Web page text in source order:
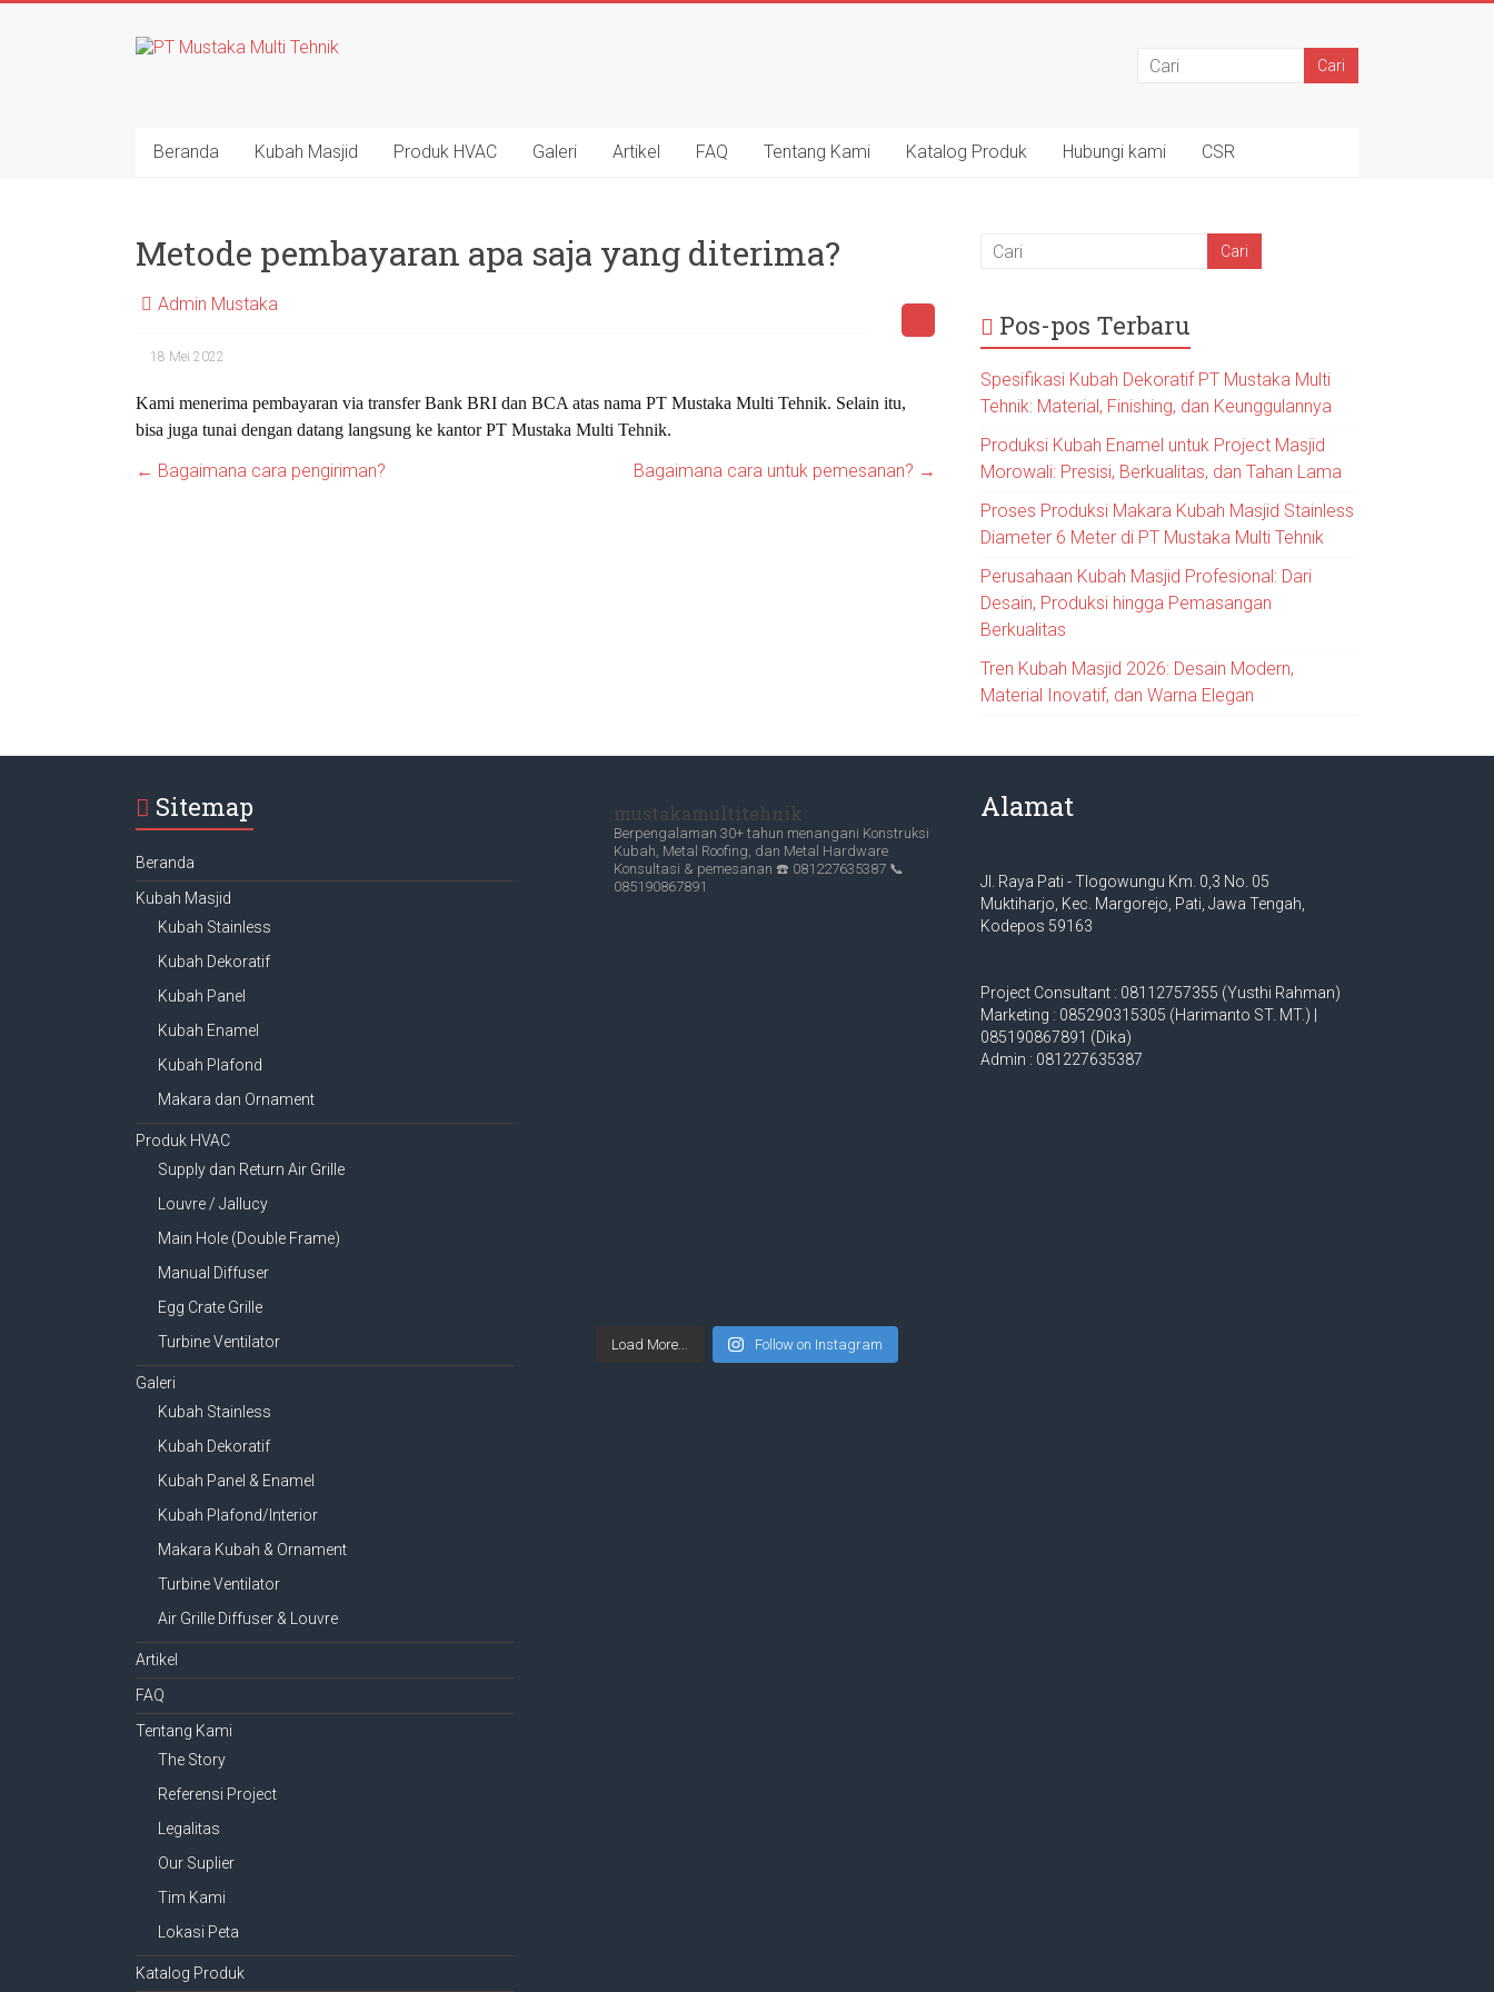
Beranda Kubah Masjid Produk HVAC Galeri Artikel FAQ Tentang Kami Katalog Produk Hubungi kami CSR
Metode pembayaran apa saja yang diterima?
Admin Mustaka
18 Mei 2022
Kami menerima pembayaran via transfer Bank BRI dan BCA atas nama PT Mustaka Multi Tehnik. Selain itu,
bisa juga tunai dengan datang langsung ke kantor PT Mustaka Multi Tehnik.
← Bagaimana cara pengiriman? Bagaimana cara untuk pemesanan? →
Pos-pos Terbaru
Spesifikasi Kubah Dekoratif PT Mustaka Multi
Tehnik: Material, Finishing, dan Keunggulannya
Produksi Kubah Enamel untuk Project Masjid
Morowali: Presisi, Berkualitas, dan Tahan Lama
Proses Produksi Makara Kubah Masjid Stainless
Diameter 6 Meter di PT Mustaka Multi Tehnik
Perusahaan Kubah Masjid Profesional: Dari
Desain, Produksi hingga Pemasangan
Berkualitas
Tren Kubah Masjid 2026: Desain Modern,
Material Inovatif, dan Warna Elegan
Sitemap
Beranda
Kubah Masjid
Kubah Stainless
Kubah Dekoratif
Kubah Panel
Kubah Enamel
Kubah Plafond
Makara dan Ornament
Produk HVAC
Supply dan Return Air Grille
Louvre / Jallucy
Main Hole (Double Frame)
Manual Diffuser
Egg Crate Grille
Turbine Ventilator
Galeri
Kubah Stainless
Kubah Dekoratif
Kubah Panel & Enamel
Kubah Plafond/Interior
Makara Kubah & Ornament
Turbine Ventilator
Air Grille Diffuser & Louvre
Artikel
FAQ
Tentang Kami
The Story
Referensi Project
Legalitas
Our Suplier
Tim Kami
Lokasi Peta
Katalog Produk
mustakamultitehnik
Berpengalaman 30+ tahun menangani Konstruksi
Kubah, Metal Roofing, dan Metal Hardware
Konsultasi & pemesanan ☎️ 081227635387📞
085190867891
Load More... Follow on Instagram
Alamat
Jl. Raya Pati - Tlogowungu Km. 0,3 No. 05
Muktiharjo, Kec. Margorejo, Pati, Jawa Tengah,
Kodepos 59163
Project Consultant : 08112757355 (Yusthi Rahman)
Marketing : 085290315305 (Harimanto ST. MT.) |
085190867891 (Dika)
Admin : 081227635387